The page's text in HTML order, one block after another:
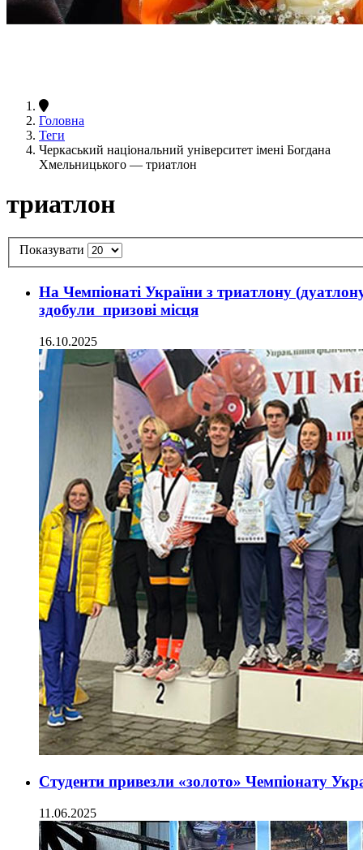
Головна
Теги
Черкаський національний університет імені Богдана
Хмельницького — триатлон
триатлон
Показувати
На Чемпіонаті України з триатлону
здобули призові місця
16.10.2025
Студенти привезли «золото» Чемпіонату
11.06.2025